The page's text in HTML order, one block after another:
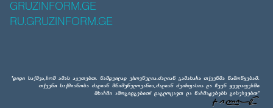
GRUZINFORM.GE
RU.GRUZINFORM.GE